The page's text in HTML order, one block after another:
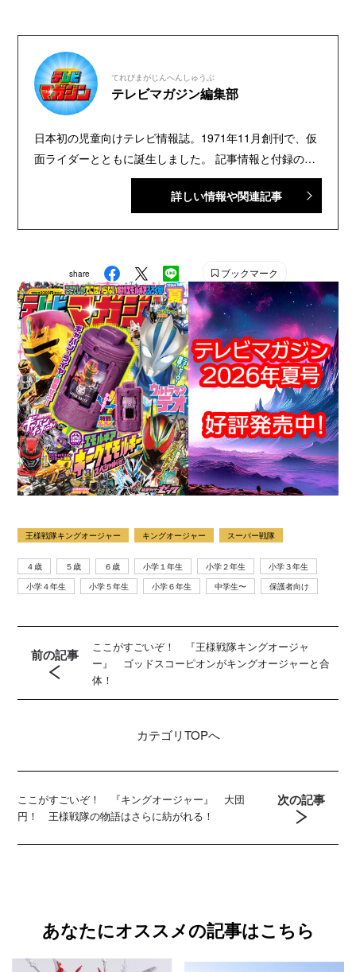
てれびまがじんへんしゅうぶ
テレビマガジン編集部
日本初の児童向けテレビ情報誌。1971年11月創刊で、仮
面ライダーとともに誕生しました。 記事情報と付録の詳
細は、YouTubeの『テレビマガジン 公式動画チャンネ
ル』で配信中。講談社発行の幼年・児童・少年・少女向
雑誌です。 【SNS】 X（旧Twitter）：@tele_maga
Instagram：＠tele_maga
詳しい情報や関連記事
share ブックマーク
王様戦隊キングオージャー キングオージャー スーパー戦隊
４歳 ５歳 ６歳 小学１年生 小学２年生
小学３年生
小学４年生
小学５年生 小学６年生 中学生〜 保護者向け
前の記事
ここがすごいぞ！ 『王様戦隊キングオージャ
ー』 ゴッドスコーピオンがキングオージャーと合
体！
カテゴリTOPへ
ここがすごいぞ！ 『キングオージャー』 大団
円！ 王様戦隊の物語はさらに紡がれる！
次の記事
あなたにオススメの記事はこちら